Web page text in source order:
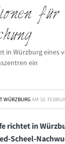
für
in Würzburg eines
ein
WÜRZBURG AM 18.
richtet in
Scheel-